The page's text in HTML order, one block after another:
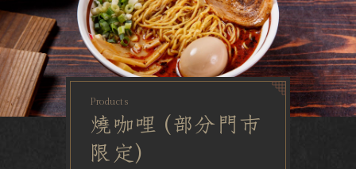
Products
燒咖哩 (部分門市
限定)